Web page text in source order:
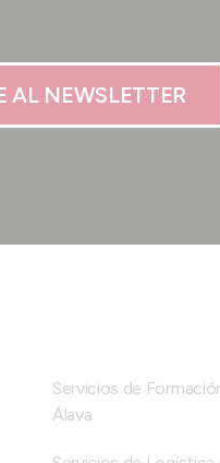
AL NEWSLETTER
Servicios de
Álava